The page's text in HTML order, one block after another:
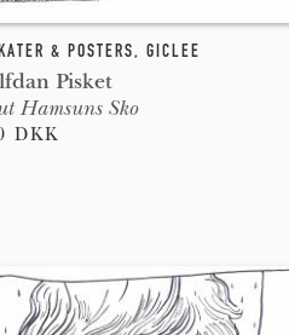
& POSTERS, GICLEE
Pisket
Hamsuns Sko
DKK